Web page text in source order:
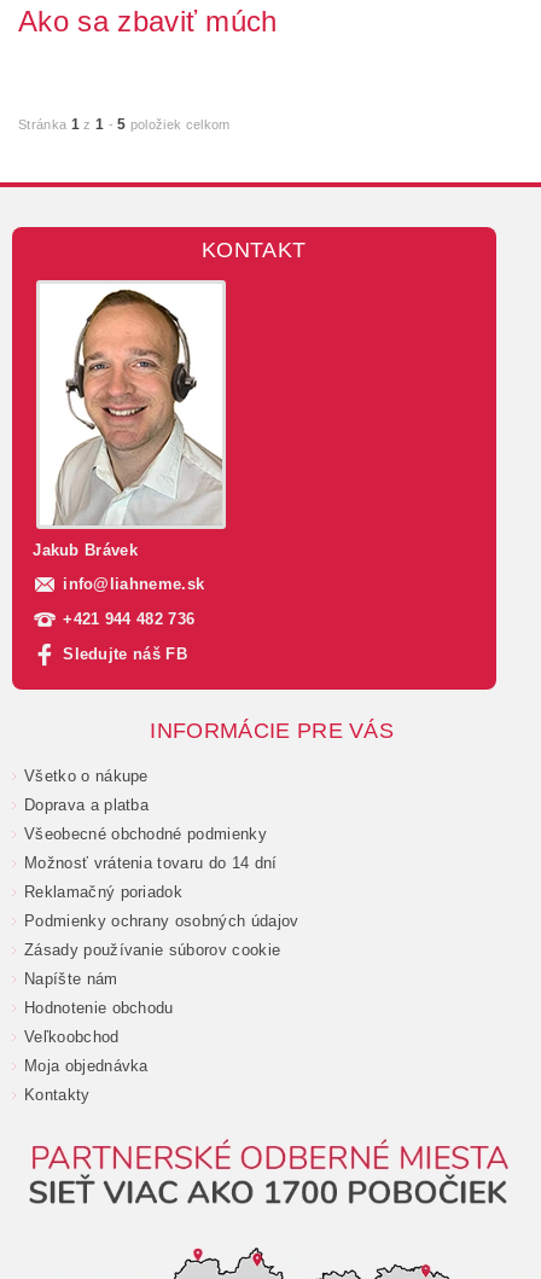
Ako sa zbaviť múch
Stránka 1 z 1 -5 položiek celkom
KONTAKT
Jakub Brávek
info@ liahneme.sk
+421 944 482 736
Sledujte náš FB
INFORMÁCIE PRE VÁS
Všetko o nákupe
Doprava a platba
Všeobecné obchodné podmienky
Možnosť vrátenia tovaru do 14 dní
Reklamačný poriadok
Podmienky ochrany osobných údajov
Zásady používanie súborov cookie
Napíšte nám
Hodnotenie obchodu
Veľkoobchod
Moja objednávka
Kontakty